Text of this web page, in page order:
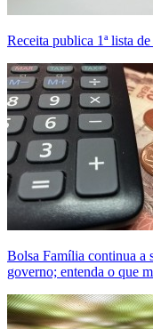
Receita publica 1ª lista
Bolsa Família continua a
governo; entenda o que